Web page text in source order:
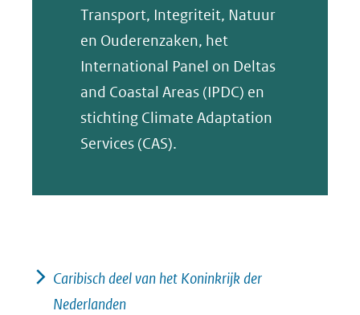
Transport, Integriteit, Natuur
en Ouderenzaken, het
International Panel on Deltas
and Coastal Areas (IPDC) en
stichting Climate Adaptation
Services (CAS).
Caribisch deel van het Koninkrijk der
Nederlanden